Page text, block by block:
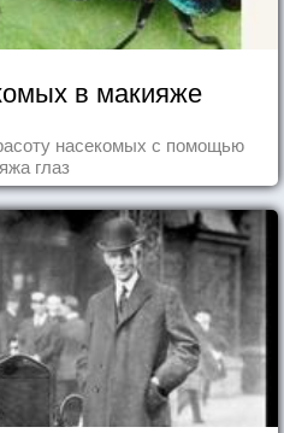
в макияже
насекомых с помощью
глаз